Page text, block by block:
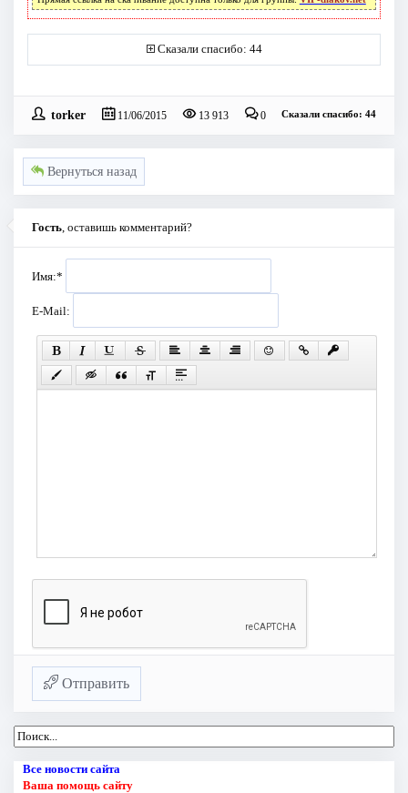
Сказали спасибо: 44
torker 11/06/2015 13 913 0 Сказали спасибо: 44
Вернуться назад
Гость , оставишь комментарий?
Имя:*
E-Mail:
Отправить
Все новости сайта
Ваша помощь сайту